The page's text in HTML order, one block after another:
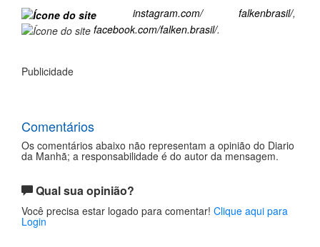
instagram.com/
falkenbrasil/,
facebook.com/falken.brasil/.
Publicidade
Comentários
Os comentários abaixo não representam a opinião do Diario
da Manhã; a responsabilidade é do autor da mensagem.
Qual sua opinião?
Você precisa estar logado para comentar! Clique aqui para
Login